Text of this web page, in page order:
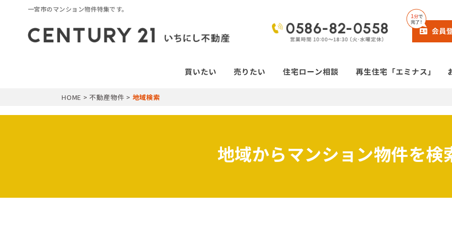
一宮市のマンション物件特集です。
HOME >不動産物件 > 地域検索
地域からマンション物件を検